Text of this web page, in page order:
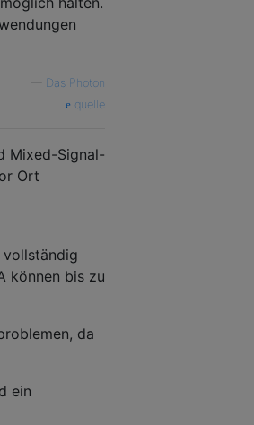
Das Photon
quelle
Mixed-Signal-
Ort
vollständig
können bis zu
da
ein